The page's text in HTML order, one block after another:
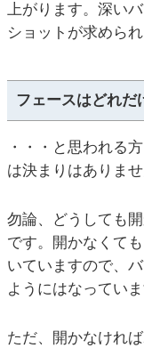
上がります。深い
ショットが求められ
フェースはどれだ
・・・と思われる
は決まりはありませ
勿論、どうしても
です。開かなくて
いていますので、
ようにはなっていま
ただ、開かなけれ